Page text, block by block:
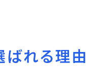
れる理由